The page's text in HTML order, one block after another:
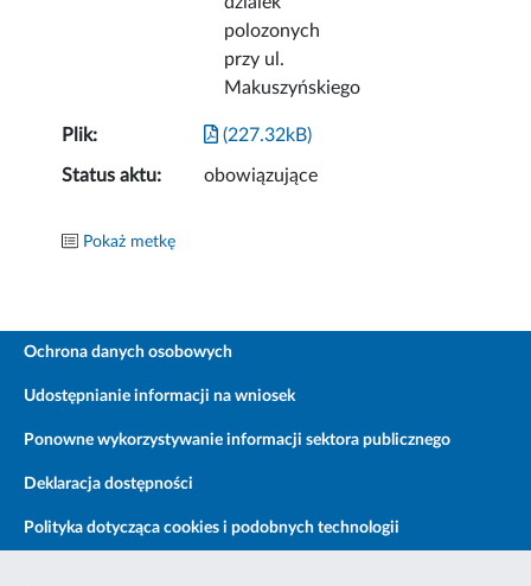
polozonych
przy ul.
Makuszyńskiego
Plik: (227.32kB)
Status aktu: obowiązujące
Pokaż metkę
Ochrona danych osobowych
Udostępnianie informacji na wniosek
Ponowne wykorzystywanie informacji sektora publicznego
Deklaracja dostępności
Polityka dotycząca cookies i podobnych technologii